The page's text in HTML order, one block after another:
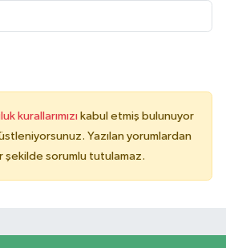
kurallarımızı kabul etmiş bulunuyor
Yazılan yorumlardan
şekilde sorumlu tutulamaz.